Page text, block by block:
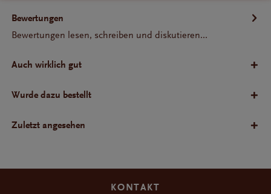
Bewertungen
Bewertungen lesen, schreiben und diskutieren...
Auch wirklich gut
Wurde dazu bestellt
Zuletzt angesehen
KONTAKT